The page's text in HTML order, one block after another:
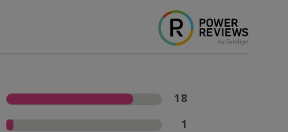
18
1